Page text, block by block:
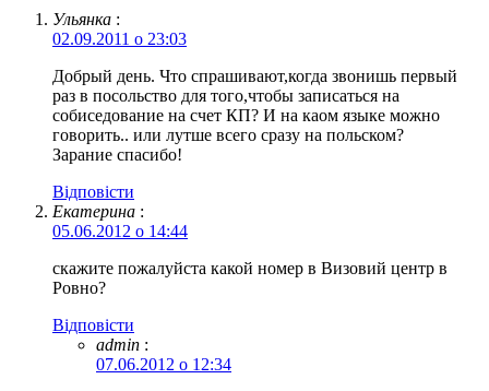
Ульянка :
02.09.2011 о 23:03
Добрый день. Что спрашивают,когда звонишь первый
раз в посольство для того,чтобы записаться на
собиседование на счет КП? И на каом языке можно
говорить.. или лутше всего сразу на польском?
Зарание спасибо!
Відповіcти
Екатерина :
05.06.2012 о 14:44
скажите пожалуйста какой номер в Визовий центр в
Ровно?
Відповіcти
admin :
07.06.2012 о 12:34